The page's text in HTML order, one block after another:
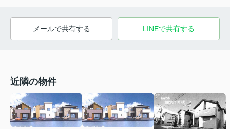
メールで共有する LINEで共有する
近隣の物件